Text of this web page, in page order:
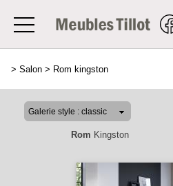
> Salon > Rom kingston
Rom Kingston